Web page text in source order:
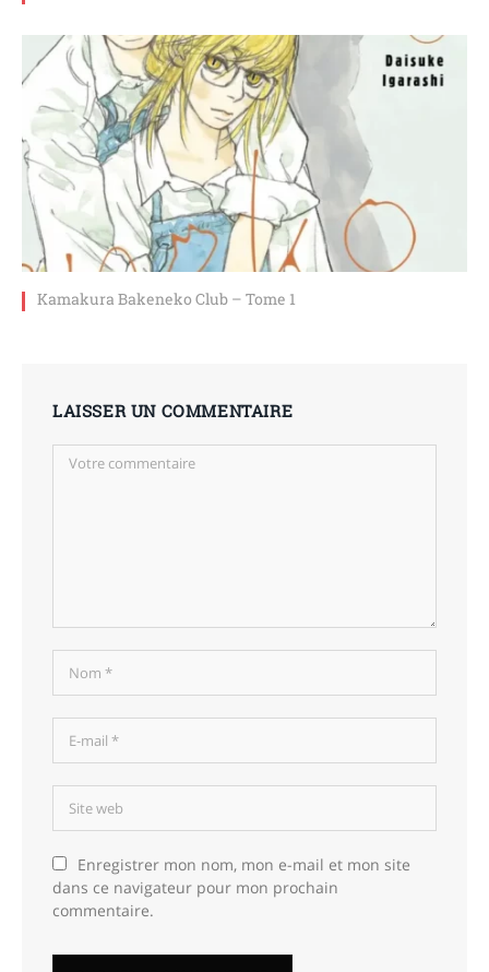
Kamakura Bakeneko Club – Tome 1
LAISSER UN COMMENTAIRE
Enregistrer mon nom, mon e-mail et mon site
dans ce navigateur pour mon prochain
commentaire.